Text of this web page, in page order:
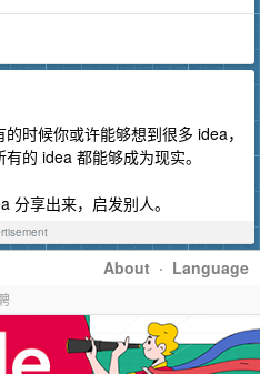
时候你或许能够想到很多 idea，
的 idea 都能够成为现实。
分享出来，启发别人。
About · Language